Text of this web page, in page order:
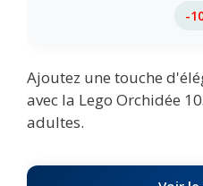
-
Ajoutez une touche
avec la Lego Orchidée
adultes.